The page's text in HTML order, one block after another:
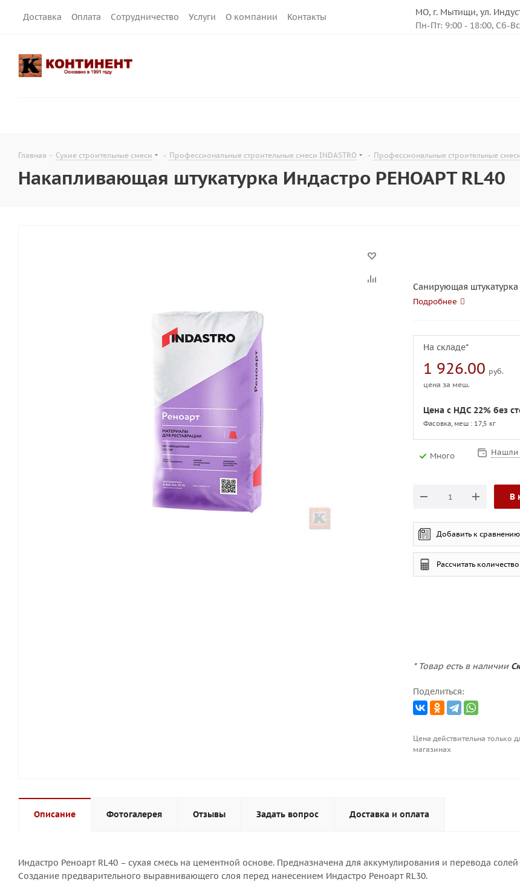
Доставка Оплата Сотрудничество Услуги О компании Контакты
МО, г. Мытищи, ул.
Пн-Пт: 9:00 - 18:00, Сб-
Главная - Сухие строительные смеси - Профессиональные строительные смеси INDASTRO - Профессиональные строительные
Накапливающая штукатурка Индастро РЕНОАРТ RL40
Санирующая
Подробнее
На складе*
1 926.00 руб.
цена за меш.
Цена с НДС 22% без
Фасовка, меш : 17,5 кг
Много Нашли
В
Добавить к сравнению
Рассчитать количество
* Товар есть в наличии
Поделиться:
Цена действительна только
магазинах
Описание Фотогалерея Отзывы Задать вопрос Доставка и оплата
Индастро Реноарт RL40 – сухая смесь на цементной основе. Предназначена для аккумулирования и перевода
Создание предварительного выравнивающего слоя перед нанесением Индастро Реноарт RL30.